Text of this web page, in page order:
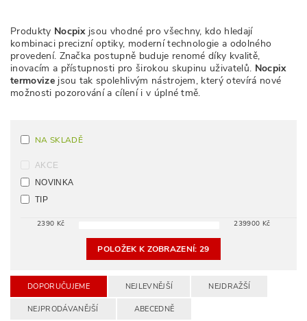
Produkty Nocpixjsou vhodné pro všechny, kdo hledají
kombinaci precizní optiky, moderní technologie a odolného
provedení. Značka postupně buduje renomé díky kvalitě,
inovacím a přístupnosti pro širokou skupinu uživatelů. Nocpix
termovizejsou tak spolehlivým nástrojem, který otevírá nové
možnosti pozorování a cílení i v úplné tmě.
NA SKLADĚ
AKCE
NOVINKA
TIP
2390 Kč 239900 Kč
POLOŽEK K ZOBRAZENÍ:29
DOPORUČUJEME NEJLEVNĚJŠÍ NEJDRAŽŠÍ
NEJPRODÁVANĚJŠÍ ABECEDNĚ